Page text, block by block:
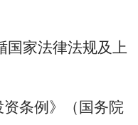
国家法律法规及上
资条例》（国务院